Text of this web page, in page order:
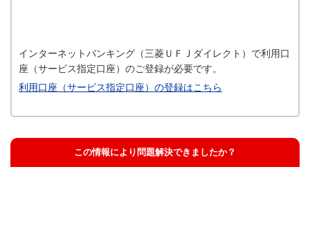
インターネットバンキング（三菱ＵＦＪダイレクト）で利用口
座（サービス指定口座）のご登録が必要です。
利用口座（サービス指定口座）の登録はこちら
この情報により問題解決できましたか？